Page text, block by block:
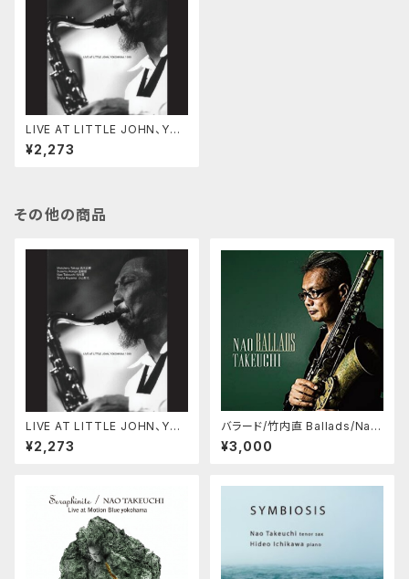
LIVE AT LITTLE JOHN、YOK
OHAMA 1999
¥2,273
その他の商品
LIVE AT LITTLE JOHN、YOK
OHAMA 1999
¥2,273
バラード/竹内直 Ballads/Nao
Takeuchi
¥3,000